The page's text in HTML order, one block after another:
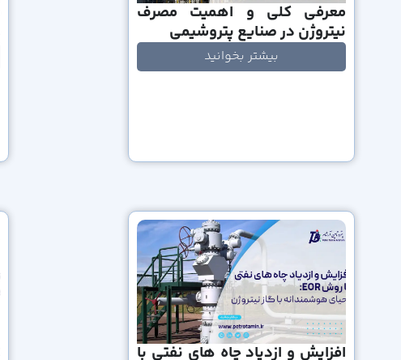
معرفی کلی و اهمیت مصرف
نیتروژن در صنایع پتروشیمی
بیشتر بخوانید
افزایش و ازدیاد چاه های نفتی با